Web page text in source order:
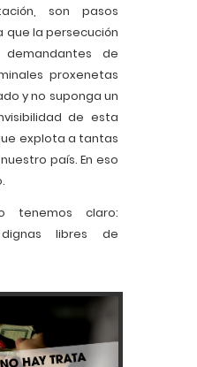
son pasos
que la persecución
de
proxenetas
y no suponga un
de esta
explota a tantas
país. En eso
tenemos claro:
libres de